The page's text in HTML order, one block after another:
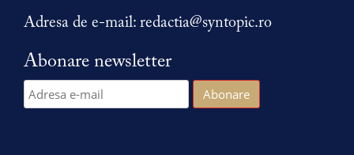
Adresa de e-mail: redactia@syntopic.ro
Abonare newsletter